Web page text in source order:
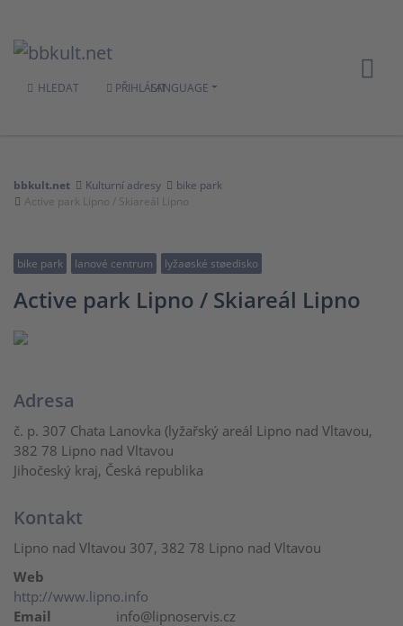
HLEDAT PŘIHLÁSITLANGUAGE
bbkult.net Kulturní adresy
bike park
Active park Lipno / Skiareál Lipno
bike park lanové centrum lyžaøské støedisko
Active park Lipno / Skiareál Lipno
Adresa
č. p. 307 Chata Lanovka (lyžařský areál Lipno nad Vltavou,
382 78 Lipno nad Vltavou
Jihočeský kraj, Česká republika
Kontakt
Lipno nad Vltavou 307, 382 78 Lipno nad Vltavou
Web
http://www.lipno.info
Email
info@lipnoservis.cz